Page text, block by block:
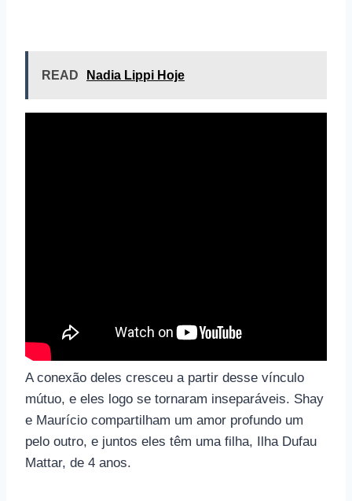
READ Nadia Lippi Hoje
A conexão deles cresceu a partir desse vínculo
mútuo, e eles logo se tornaram inseparáveis. Shay
e Maurício compartilham um amor profundo um
pelo outro, e juntos eles têm uma filha, Ilha Dufau
Mattar, de 4 anos.